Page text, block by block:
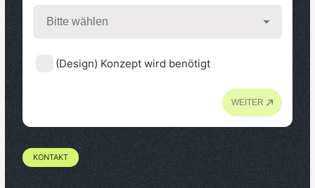
(Design) Konzept wird benötigt
WEITER
KONTAKT